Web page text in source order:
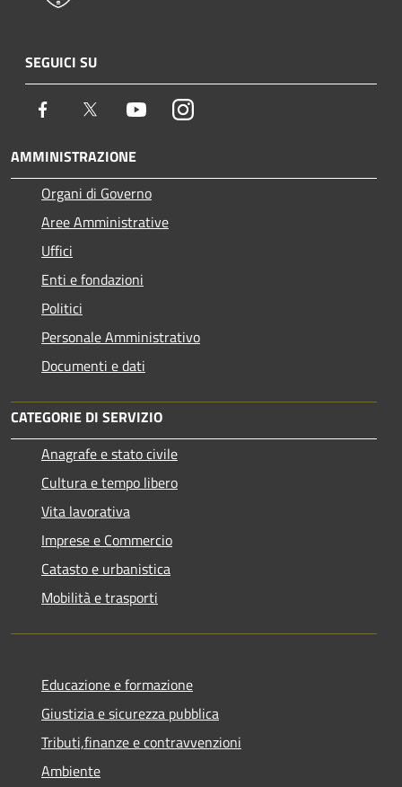
SEGUICI SU
Facebook Twitter YoutubeInstagram
AMMINISTRAZIONE
Organi di Governo
Aree Amministrative
Uffici
Enti e fondazioni
Politici
Personale Amministrativo
Documenti e dati
CATEGORIE DI SERVIZIO
Anagrafe e stato civile
Cultura e tempo libero
Vita lavorativa
Imprese e Commercio
Catasto e urbanistica
Mobilità e trasporti
Educazione e formazione
Giustizia e sicurezza pubblica
Tributi,finanze e contravvenzioni
Ambiente